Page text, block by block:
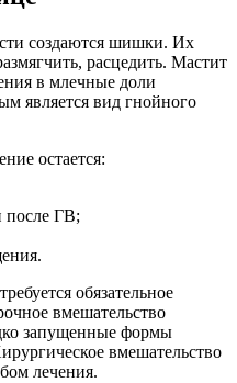
создаются шишки. Их
расцедить. Мастит
в млечные доли
является вид гнойного
остается:
после ГВ;
обязательное
вмешательство
запущенные формы
вмешательство
лечения.